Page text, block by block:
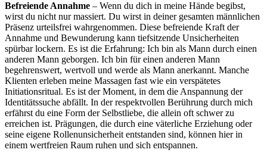
Befreiende Annahme – Wenn du dich in meine Hände begibst,
wirst du nicht nur massiert. Du wirst in deiner gesamten männlichen
Präsenz urteilsfrei wahrgenommen. Diese befreiende Kraft der
Annahme und Bewunderung kann tiefsitzende Unsicherheiten
spürbar lockern. Es ist die Erfahrung: Ich bin als Mann durch einen
anderen Mann geborgen. Ich bin für einen anderen Mann
begehrenswert, wertvoll und werde als Mann anerkannt. Manche
Klienten erleben meine Massagen fast wie ein verspätetes
Initiationsritual. Es ist der Moment, in dem die Anspannung der
Identitätssuche abfällt. In der respektvollen Berührung durch mich
erfährst du eine Form der Selbstliebe, die allein oft schwer zu
erreichen ist. Prägungen, die durch eine väterliche Erziehung oder
seine eigene Rollenunsicherheit entstanden sind, können hier in
einem wertfreien Raum ruhen und sich entspannen.